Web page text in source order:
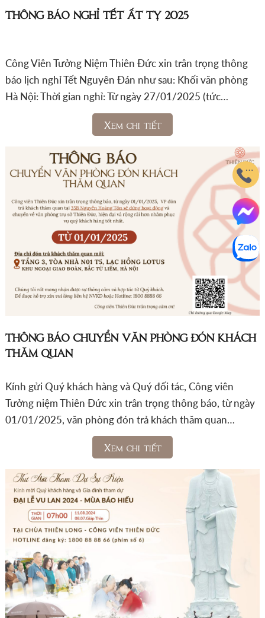
THÔNG BÁO NGHỈ TẾT ẤT TỴ 2025
Công Viên Tưởng Niệm Thiên Đức xin trân trọng thông
báo lịch nghỉ Tết Nguyên Đán như sau: Khối văn phòng
Hà Nội: Thời gian nghỉ: Từ ngày 27/01/2025 (tức…
Xem chi tiết
THÔNG BÁO CHUYỂN VĂN PHÒNG ĐÓN KHÁCH
THĂM QUAN
Kính gửi Quý khách hàng và Quý đối tác, Công viên
Tưởng niệm Thiên Đức xin trân trọng thông báo, từ ngày
01/01/2025, văn phòng đón trả khách thăm quan…
Xem chi tiết